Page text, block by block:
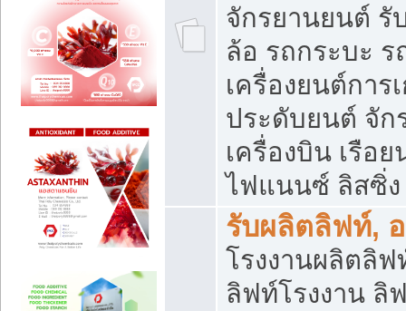
จักรยานยนต์ รั
ล้อ รถกระบะ
เครื่องยนต์การ
ประดับยนต์ จัก
เครื่องบิน เรือ
ไฟแนนซ์ ลิสซิ่ง
รับผลิตลิฟท์,
โรงงานผลิตลิ
ลิฟท์โรงงาน ลิ